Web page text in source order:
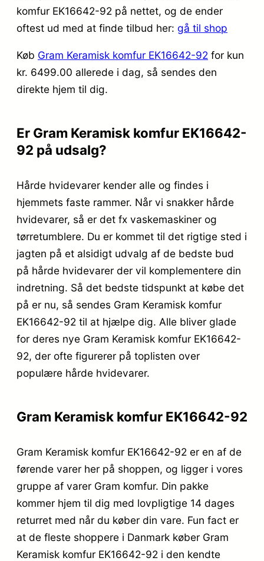
komfur EK16642-92 på nettet, og de ender
oftest ud med at finde tilbud her: gå til shop
Køb Gram Keramisk komfur EK16642-92 for kun
kr. 6499.00 allerede i dag, så sendes den
direkte hjem til dig.
Er Gram Keramisk komfur EK16642-
92 på udsalg?
Hårde hvidevarer kender alle og findes i
hjemmets faste rammer. Når vi snakker hårde
hvidevarer, så er det fx vaskemaskiner og
tørretumblere. Du er kommet til det rigtige sted i
jagten på et alsidigt udvalg af de bedste bud
på hårde hvidevarer der vil komplementere din
indretning. Så det bedste tidspunkt at købe det
på er nu, så sendes Gram Keramisk komfur
EK16642-92 til at hjælpe dig. Alle bliver glade
for deres nye Gram Keramisk komfur EK16642-
92, der ofte figurerer på toplisten over
populære hårde hvidevarer.
Gram Keramisk komfur EK16642-92
Gram Keramisk komfur EK16642-92 er en af de
førende varer her på shoppen, og ligger i vores
gruppe af varer Gram komfur. Din pakke
kommer hjem til dig med lovpligtige 14 dages
returret med når du køber din vare. Fun fact er
at de fleste shoppere i Danmark køber Gram
Keramisk komfur EK16642-92 i den kendte